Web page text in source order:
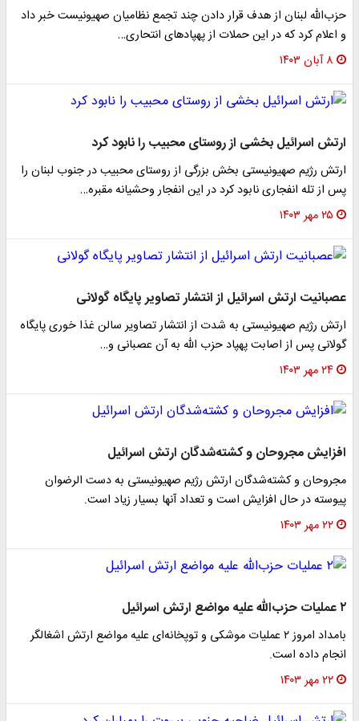
حزب‌الله لبنان از هدف قرار دادن چند تجمع نظامیان صهیونیست خبر داد
و اعلام کرد که در این حملات از پهپادهای انتحاری…
۸ آبان ۱۴۰۳
ارتش اسرائیل بخشی از روستای محبیب را نابود کرد
ارتش رژیم صهیونیستی بخش بزرگی از روستای محبیب در جنوب لبنان را
پس از تله انفجاری نابود کرد در این انفجار وحشیانه مقبره…
۲۵ مهر ۱۴۰۳
عصبانیت ارتش اسرائیل از انتشار تصاویر پایگاه گولانی
ارتش رژیم صهیونیستی به شدت از انتشار تصاویر سالن غذا خوری پایگاه
گولانی پس از اصابت پهپاد حزب الله به آن عصبانی و…
۲۴ مهر ۱۴۰۳
افزایش مجروحان و کشته‌شدگان ارتش اسرائیل
مجروحان و کشته‌شدگان ارتش رژیم صهیونیستی به دست الرضوان
پیوسته در حال افزایش است و تعداد آنها بسیار زیاد است.
۲۲ مهر ۱۴۰۳
۲ عملیات حزب‌الله علیه مواضع ارتش اسرائیل
بامداد امروز ۲ عملیات موشکی و توپخانه‌ای علیه مواضع ارتش اشغالگر
انجام داده است.
۲۲ مهر ۱۴۰۳